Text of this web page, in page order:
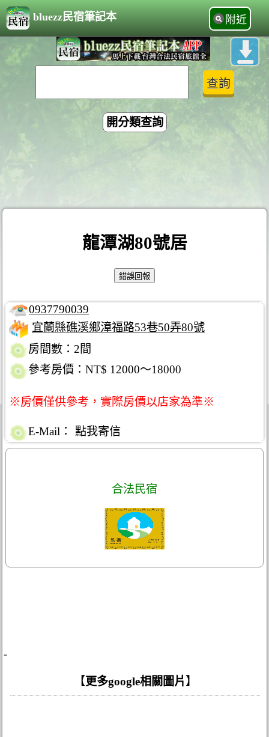
bluezz民宿筆記本 附近
開分類查詢
龍潭湖80號居
0937790039
宜蘭縣礁溪鄉漳福路53巷50弄80號
房間數：2間
參考房價：NT$ 12000～18000
※房價僅供參考，實際房價以店家為準※
E-Mail： 點我寄信
合法民宿
-
【 更多google相關圖片 】